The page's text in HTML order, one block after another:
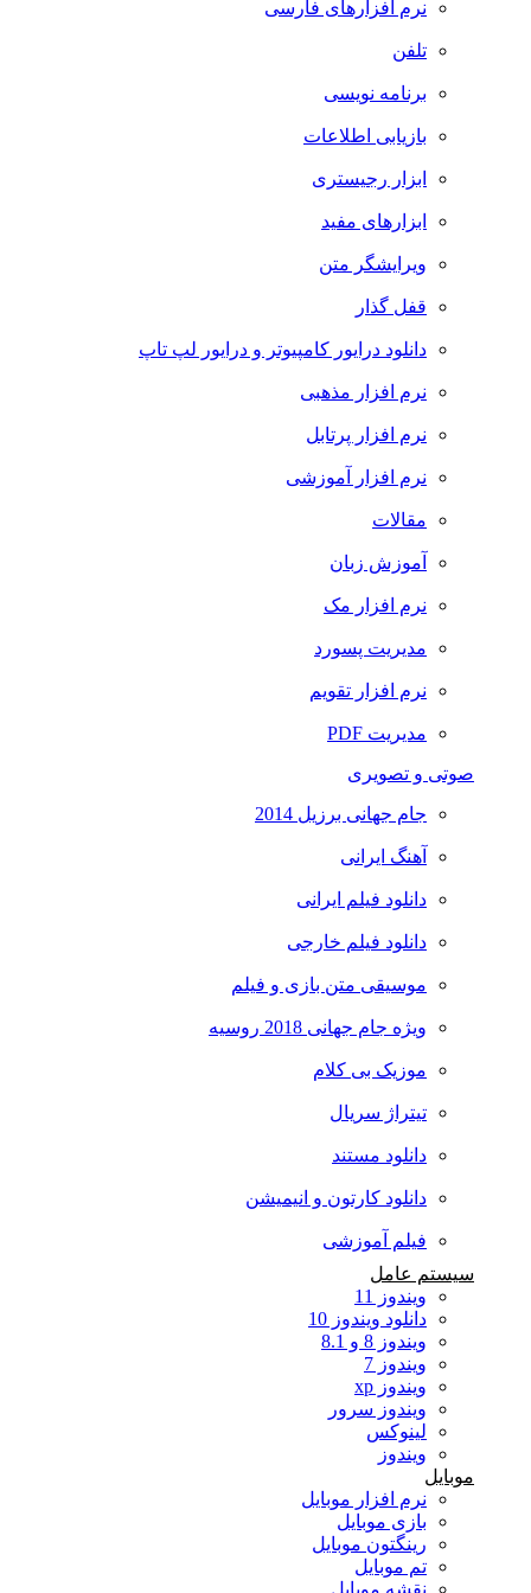
نرم افزارهای فارسی
تلفن
برنامه نویسی
بازیابی اطلاعات
ابزار رجیستری
ابزارهای مفید
ویرایشگر متن
قفل گذار
دانلود درایور کامپیوتر و درایور لپ تاپ
نرم افزار مذهبی
نرم افزار پرتابل
نرم افزار آموزشی
مقالات
آموزش زبان
نرم افزار مک
مدیریت پسورد
نرم افزار تقویم
مدیریت PDF
صوتی و تصویری
جام جهانی برزیل 2014
آهنگ ایرانی
دانلود فیلم ایرانی
دانلود فیلم خارجی
موسیقی متن بازی و فیلم
ویژه جام جهانی 2018 روسیه
موزیک بی کلام
تیتراژ سریال
دانلود مستند
دانلود کارتون و انیمیشن
فیلم آموزشی
سیستم عامل
ویندوز 11
دانلود ویندوز 10
ویندوز 8 و 8.1
ویندوز 7
ویندوز xp
ویندوز سرور
لینوکس
ویندوز
نرم افزار موبایل
بازی موبایل
رینگتون موبایل
تم موبایل
نقشه موبایل